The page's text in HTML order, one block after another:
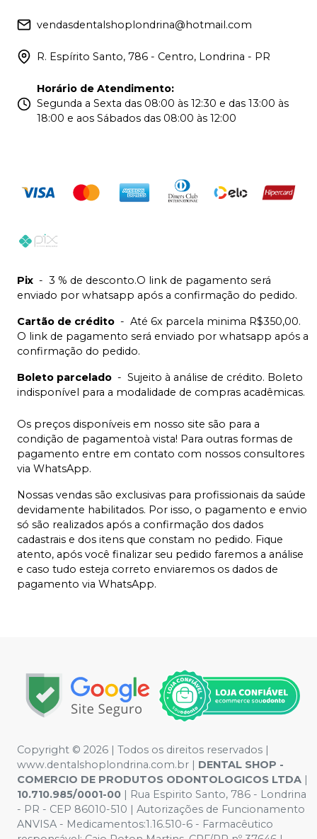
vendasdentalshoplondrina@hotmail.com
R. Espírito Santo, 786 - Centro, Londrina - PR
Horário de Atendimento:
Segunda a Sexta das 08:00 às 12:30 e das 13:00 às
18:00 e aos Sábados das 08:00 às 12:00
Pix - 3 % de desconto.O link de pagamento será
enviado por whatsapp após a confirmação do pedido.
Cartão de crédito - Até 6x parcela minima R$350,00.
O link de pagamento será enviado por whatsapp após a
confirmação do pedido.
Boleto parcelado - Sujeito à análise de crédito. Boleto
indisponível para a modalidade de compras acadêmicas.
Os preços disponíveis em nosso site são para a
condição de pagamentoà vista! Para outras formas de
pagamento entre em contato com nossos consultores
via WhatsApp.
Nossas vendas são exclusivas para profissionais da saúde
devidamente habilitados. Por isso, o pagamento e envio
só são realizados após a confirmação dos dados
cadastrais e dos itens que constam no pedido. Fique
atento, após você finalizar seu pedido faremos a análise
e caso tudo esteja correto enviaremos os dados de
pagamento via WhatsApp.
Copyright © 2026 | Todos os direitos reservados |
www.dentalshoplondrina.com.br | DENTAL SHOP -
COMERCIO DE PRODUTOS ODONTOLOGICOS LTDA |
10.710.985/0001-00 | Rua Espirito Santo, 786 - Londrina
- PR - CEP 86010-510 | Autorizações de Funcionamento
ANVISA - Medicamentos:1.16.510-6 - Farmacêutico